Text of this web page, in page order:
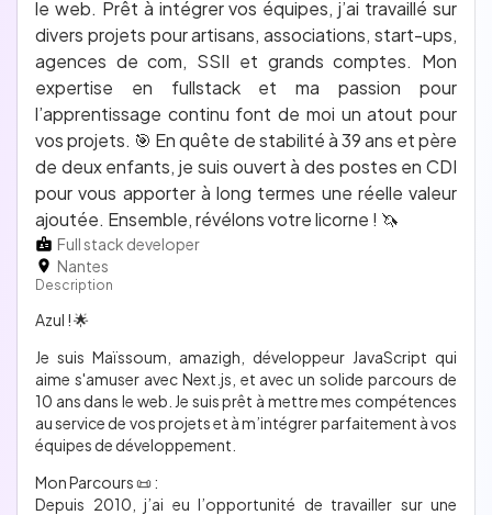
le web. Prêt à intégrer vos équipes, j’ai travaillé sur
divers projets pour artisans, associations, start-ups,
agences de com, SSII et grands comptes. Mon
expertise en fullstack et ma passion pour
l’apprentissage continu font de moi un atout pour
vos projets. 🎯 En quête de stabilité à 39 ans et père
de deux enfants, je suis ouvert à des postes en CDI
pour vous apporter à long termes une réelle valeur
ajoutée. Ensemble, révélons votre licorne ! 🦄
Full stack developer
Nantes
Description
Azul ! 🌟
Je suis Maïssoum, amazigh, développeur JavaScript qui
aime s'amuser avec Next.js, et avec un solide parcours de
10 ans dans le web. Je suis prêt à mettre mes compétences
au service de vos projets et à m’intégrer parfaitement à vos
équipes de développement.
Mon Parcours 📜 :
Depuis 2010, j’ai eu l’opportunité de travailler sur une